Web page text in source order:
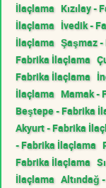
İlaçlama Kızılay -
İlaçlama İvedik -
İlaçlama Şaşmaz
Fabrika İlaçlama
Fabrika İlaçlama
İlaçlama Mamak -
Beştepe - Fabrika
Akyurt - Fabrika
- Fabrika İlaçlama
Fabrika İlaçlama
İlaçlama Altındağ